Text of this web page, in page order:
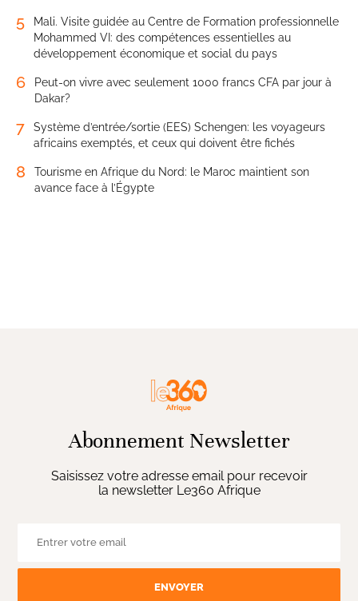
5
Mali. Visite guidée au Centre de Formation professionnelle
Mohammed VI: des compétences essentielles au
développement économique et social du pays
6
Peut-on vivre avec seulement 1000 francs CFA par jour à
Dakar?
7
Système d’entrée/sortie (EES) Schengen: les voyageurs
africains exemptés, et ceux qui doivent être fichés
8
Tourisme en Afrique du Nord: le Maroc maintient son
avance face à l’Égypte
Abonnement Newsletter
Saisissez votre adresse email pour recevoir
la newsletter Le360 Afrique
ENVOYER